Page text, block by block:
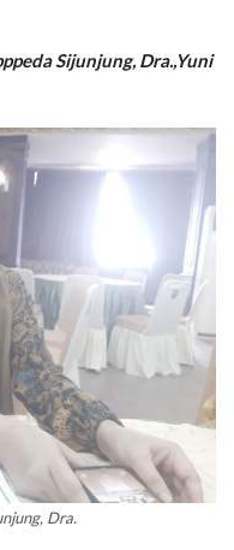
Sijunjung, Dra.,Yuni
Dra.